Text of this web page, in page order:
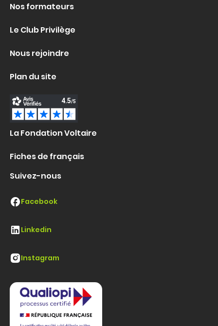
Nos formateurs
Le Club Privilège
Nous rejoindre
Plan du site
La Fondation Voltaire
Fiches de français
Suivez-nous
Facebook
Linkedin
Instagram